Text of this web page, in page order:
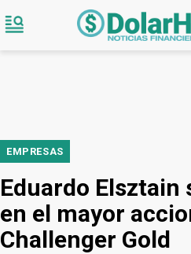
EMPRESAS
Eduardo Elsztain
en el mayor
Challenger Gold